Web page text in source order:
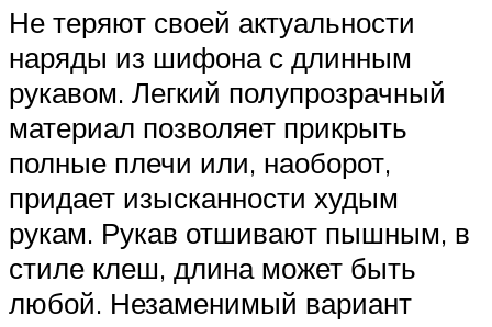
Не теряют своей актуальности
наряды из шифона с длинным
рукавом. Легкий полупрозрачный
материал позволяет прикрыть
полные плечи или, наоборот,
придает изысканности худым
рукам. Рукав отшивают пышным, в
стиле клеш, длина может быть
любой. Незаменимый вариант